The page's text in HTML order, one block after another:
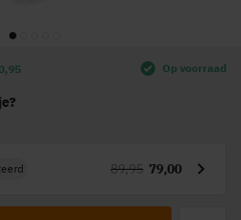
79,00
89,95
Op voorraad